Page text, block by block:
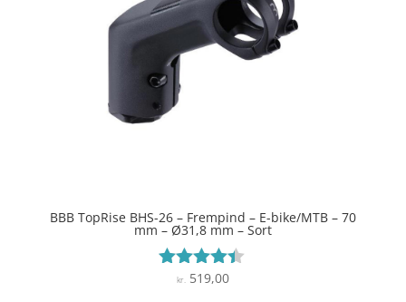
BBB TopRise BHS-26 – Frempind – E-bike/MTB – 70
mm – Ø31,8 mm – Sort
Vurderet
kr.519,00